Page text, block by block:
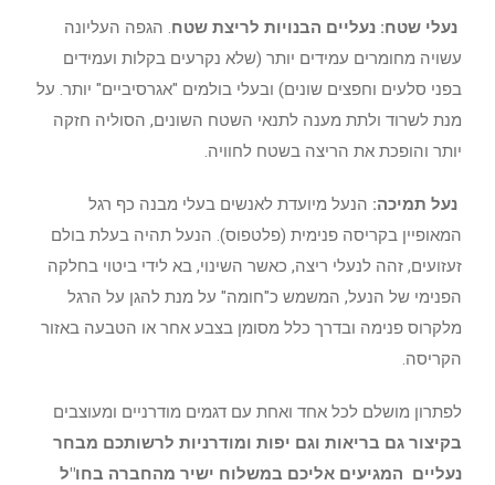
נעלי שטח: נעליים הבנויות לריצת שטח. הגפה העליונה
עשויה מחומרים עמידים יותר (שלא נקרעים בקלות ועמידים
בפני סלעים וחפצים שונים) ובעלי בולמים "אגרסיביים" יותר. על
מנת לשרוד ולתת מענה לתנאי השטח השונים, הסוליה חזקה
יותר והופכת את הריצה בשטח לחוויה.
נעל תמיכה: הנעל מיועדת לאנשים בעלי מבנה כף רגל
המאופיין בקריסה פנימית (פלטפוס). הנעל תהיה בעלת בולם
זעזועים, זהה לנעלי ריצה, כאשר השינוי, בא לידי ביטוי בחלקה
הפנימי של הנעל, המשמש כ"חומה" על מנת להגן על הרגל
מלקרוס פנימה ובדרך כלל מסומן בצבע אחר או הטבעה באזור
הקריסה.
לפתרון מושלם לכל אחד ואחת עם דגמים מודרניים ומעוצבים
בקיצור גם בריאות וגם יפות ומודרניות לרשותכם מבחר
נעליים המגיעים אליכם במשלוח ישיר מהחברה בחו"ל